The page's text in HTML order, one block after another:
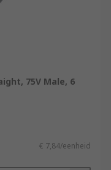
75V Male, 6
€ 7,84/eenheid